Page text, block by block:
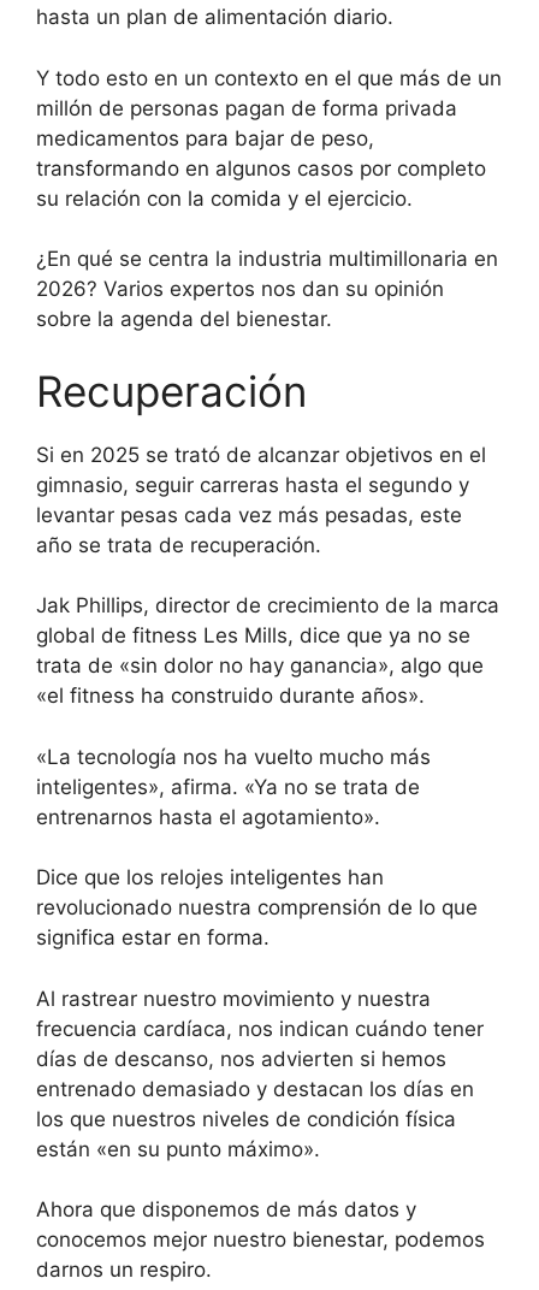
hasta un plan de alimentación diario.
Y todo esto en un contexto en el que más de un
millón de personas pagan de forma privada
medicamentos para bajar de peso,
transformando en algunos casos por completo
su relación con la comida y el ejercicio.
¿En qué se centra la industria multimillonaria en
2026? Varios expertos nos dan su opinión
sobre la agenda del bienestar.
Recuperación
Si en 2025 se trató de alcanzar objetivos en el
gimnasio, seguir carreras hasta el segundo y
levantar pesas cada vez más pesadas, este
año se trata de recuperación.
Jak Phillips, director de crecimiento de la marca
global de fitness Les Mills, dice que ya no se
trata de «sin dolor no hay ganancia», algo que
«el fitness ha construido durante años».
«La tecnología nos ha vuelto mucho más
inteligentes», afirma. «Ya no se trata de
entrenarnos hasta el agotamiento».
Dice que los relojes inteligentes han
revolucionado nuestra comprensión de lo que
significa estar en forma.
Al rastrear nuestro movimiento y nuestra
frecuencia cardíaca, nos indican cuándo tener
días de descanso, nos advierten si hemos
entrenado demasiado y destacan los días en
los que nuestros niveles de condición física
están «en su punto máximo».
Ahora que disponemos de más datos y
conocemos mejor nuestro bienestar, podemos
darnos un respiro.